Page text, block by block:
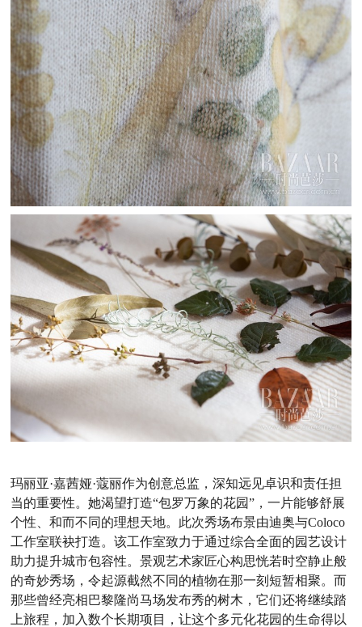
玛丽亚·嘉茜娅·蔻丽作为创意总监，深知远见卓识和责任担
当的重要性。她渴望打造“包罗万象的花园”，一片能够舒展
个性、和而不同的理想天地。此次秀场布景由迪奥与Coloco
工作室联袂打造。该工作室致力于通过综合全面的园艺设计
助力提升城市包容性。景观艺术家匠心构思恍若时空静止般
的奇妙秀场，令起源截然不同的植物在那一刻短暂相聚。而
那些曾经亮相巴黎隆尚马场发布秀的树木，它们还将继续踏
上旅程，加入数个长期项目，让这个多元化花园的生命得以